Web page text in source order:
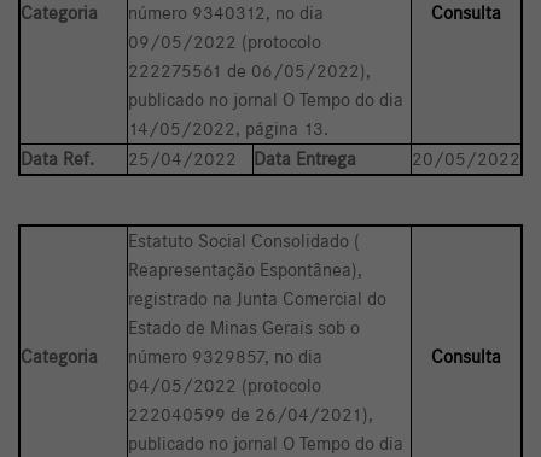
Categoria
número 9340312, no dia
09/05/2022 (protocolo
222275561 de 06/05/2022),
publicado no jornal O Tempo do dia
14/05/2022, página 13.
Consulta
Data Ref. 25/04/2022 Data Entrega 20/05/2022
Categoria
Estatuto Social Consolidado (
Reapresentação Espontânea),
registrado na Junta Comercial do
Estado de Minas Gerais sob o
número 9329857, no dia
04/05/2022 (protocolo
222040599 de 26/04/2021),
publicado no jornal O Tempo do dia
Consulta